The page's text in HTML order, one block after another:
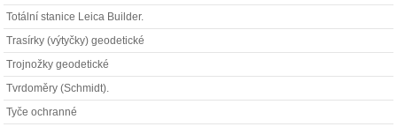
Totální stanice Leica Builder.
Trasírky (výtyčky) geodetické
Trojnožky geodetické
Tvrdoměry (Schmidt).
Tyče ochranné